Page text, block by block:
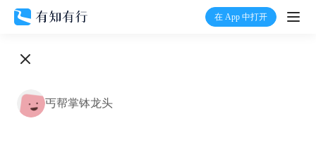
在 App 中打开
打
丐帮掌钵龙头